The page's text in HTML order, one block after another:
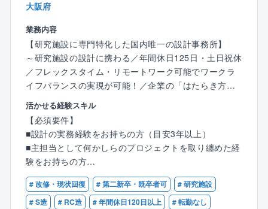
〇安心の教育体制！
■2年前よりOJTだけでなく、座学講習の制度も導入し
ております。
■外部講師による2週間に1回程度の頻度での研修制度と
なっており、1年目～5年目(新卒からの年次計算)まで
に覚えておきたい建築の基礎知識に関する講義内容と
なっております。
■中途入社の方でも、各個人の経験や経歴を考慮して研
修を受けることが出来るので、経験が浅い方にも安心
の制度となっております。
〇資格取得制度も充実！
■建築施工管理技士と建築士資格を取得できるよう、資
格取得制度がございます。
■具体的には、外部講師(総合資格学院から)を招き、資
大阪府
業務内容
【研究施設に専門特化した国内唯一の設計事務所】
～研究施設の設計に携わる／年間休日125日・土日祝休
／フレックスタイム・リモートワーク可能でワークラ
イフバランスの実現が可能！／企業の「はたらき方」
の創造に設計からアプローチ～
★デザイン性と専門性の両立
高いデザインクリエイティブに定評があるため、デザ
イン性の高い設計により、自身のスキルアップや独自
のデザイン性を見出すことが出来ます。
また、PM業務だけではなく、しっかりと意匠設計業務
に取り組んでいただけます。
活かせる経験スキル
【必須要件】
■設計の実務経験をお持ちの方（目安3年以上）
■主担当として何かしらのプロジェクトを取り纏めた経
験をお持ちの方
■母国語が日本語でない方は日本語能力試験N1レベル
の語学スキル
# 改修・現状回復 # 第二新卒・既卒者可
# 研究施設
# S造
# RC造 # 年間休日120日以上 # 転勤なし